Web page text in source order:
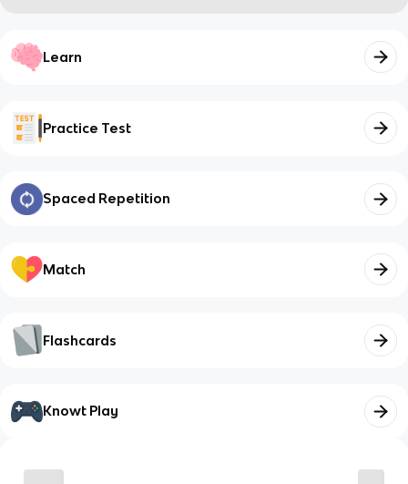
Learn
Practice Test
Spaced Repetition
Match
Flashcards
Knowt Play